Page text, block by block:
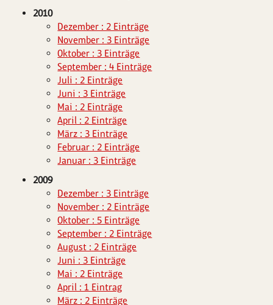
2010
Dezember : 2 Einträge
November : 3 Einträge
Oktober : 3 Einträge
September : 4 Einträge
Juli : 2 Einträge
Juni : 3 Einträge
Mai : 2 Einträge
April : 2 Einträge
März : 3 Einträge
Februar : 2 Einträge
Januar : 3 Einträge
2009
Dezember : 3 Einträge
November : 2 Einträge
Oktober : 5 Einträge
September : 2 Einträge
August : 2 Einträge
Juni : 3 Einträge
Mai : 2 Einträge
April : 1 Eintrag
März : 2 Einträge